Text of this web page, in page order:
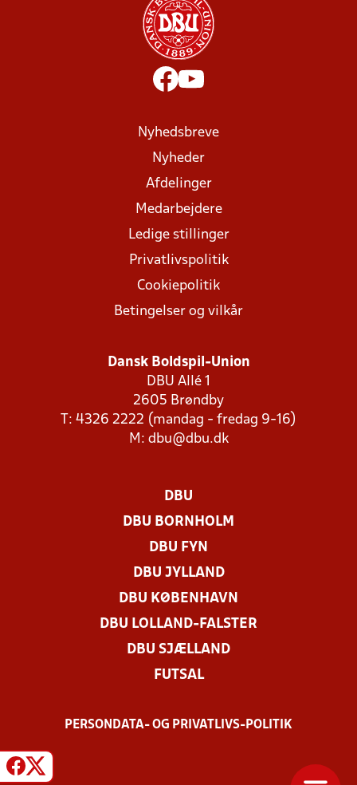
Nyhedsbreve
Nyheder
Afdelinger
Medarbejdere
Ledige stillinger
Privatlivspolitik
Cookiepolitik
Betingelser og vilkår
Dansk Boldspil-Union
DBU Allé 1
2605 Brøndby
T: 4326 2222 (mandag - fredag 9-16)
M: dbu@dbu.dk
DBU
DBU BORNHOLM
DBU FYN
DBU JYLLAND
DBU KØBENHAVN
DBU LOLLAND-FALSTER
DBU SJÆLLAND
FUTSAL
PERSONDATA- OG PRIVATLIVS-POLITIK